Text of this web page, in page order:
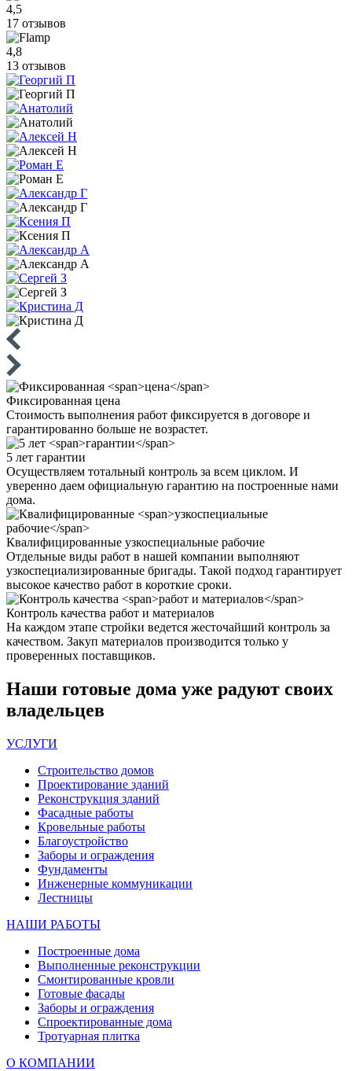
4,5
17 отзывов
4,8
13 отзывов
Фиксированная цена
Стоимость выполнения работ фиксируется в договоре и
гарантированно больше не возрастет.
5 лет гарантии
Осуществляем тотальный контроль за всем циклом. И
уверенно даем официальную гарантию на построенные нами
дома.
Квалифицированные узкоспециальные рабочие
Отдельные виды работ в нашей компании выполняют
узкоспециализированные бригады. Такой подход гарантирует
высокое качество работ в короткие сроки.
Контроль качества работ и материалов
На каждом этапе стройки ведется жесточайший контроль за
качеством. Закуп материалов производится только у
проверенных поставщиков.
Наши готовые дома уже радуют своих
владельцев
УСЛУГИ
Строительство домов
Проектирование зданий
Реконструкция зданий
Фасадные работы
Кровельные работы
Благоустройство
Заборы и ограждения
Фундаменты
Инженерные коммуникации
Лестницы
НАШИ РАБОТЫ
Построенные дома
Выполненные реконструкции
Смонтированные кровли
Готовые фасады
Заборы и ограждения
Спроектированные дома
Тротуарная плитка
О КОМПАНИИ